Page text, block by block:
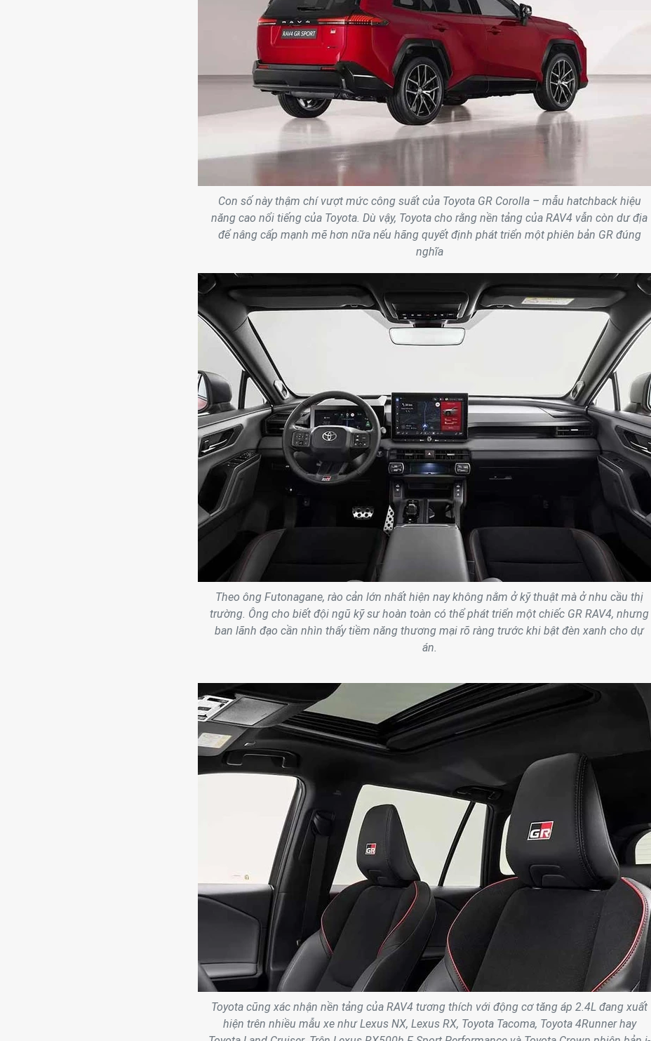
Con số này thậm chí vượt mức công suất của Toyota GR Corolla – mẫu hatchback hiệu
năng cao nổi tiếng của Toyota. Dù vậy, Toyota cho rằng nền tảng của RAV4 vẫn còn dư địa
để nâng cấp mạnh mẽ hơn nữa nếu hãng quyết định phát triển một phiên bản GR đúng
nghĩa
Theo ông Futonagane, rào cản lớn nhất hiện nay không nằm ở kỹ thuật mà ở nhu cầu thị
trường. Ông cho biết đội ngũ kỹ sư hoàn toàn có thể phát triển một chiếc GR RAV4, nhưng
ban lãnh đạo cần nhìn thấy tiềm năng thương mại rõ ràng trước khi bật đèn xanh cho dự
án.
Toyota cũng xác nhận nền tảng của RAV4 tương thích với động cơ tăng áp 2.4L đang xuất
hiện trên nhiều mẫu xe như Lexus NX, Lexus RX, Toyota Tacoma, Toyota 4Runner hay